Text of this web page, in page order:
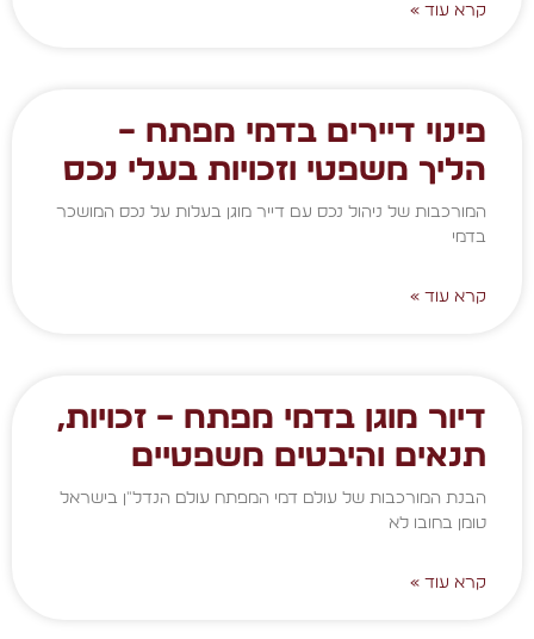
קרא עוד »
פינוי דיירים בדמי מפתח –
הליך משפטי וזכויות בעלי נכס
המורכבות של ניהול נכס עם דייר מוגן בעלות על נכס המושכר
בדמי
קרא עוד »
דיור מוגן בדמי מפתח – זכויות,
תנאים והיבטים משפטיים
הבנת המורכבות של עולם דמי המפתח עולם הנדל"ן בישראל
טומן בחובו לא
קרא עוד »